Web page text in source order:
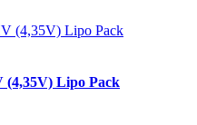
(4,35V) Lipo Pack